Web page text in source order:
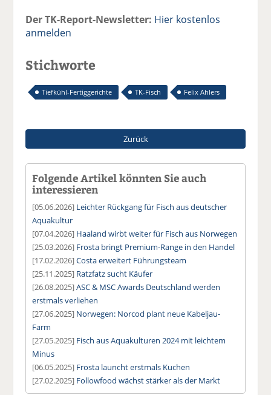
Der TK-Report-Newsletter: Hier kostenlos
anmelden
Stichworte
Tiefkühl-Fertiggerichte TK-Fisch Felix Ahlers
Zurück
Folgende Artikel könnten Sie auch
interessieren
[05.06.2026] Leichter Rückgang für Fisch aus deutscher
Aquakultur
[07.04.2026] Haaland wirbt weiter für Fisch aus Norwegen
[25.03.2026] Frosta bringt Premium-Range in den Handel
[17.02.2026]Costa erweitert Führungsteam
[25.11.2025] Ratzfatz sucht Käufer
[26.08.2025]ASC & MSC Awards Deutschland werden
erstmals verliehen
[27.06.2025] Norwegen: Norcod plant neue Kabeljau-
Farm
[27.05.2025] Fisch aus Aquakulturen 2024 mit leichtem
Minus
[06.05.2025] Frosta launcht erstmals Kuchen
[27.02.2025] Followfood wächst stärker als der Markt